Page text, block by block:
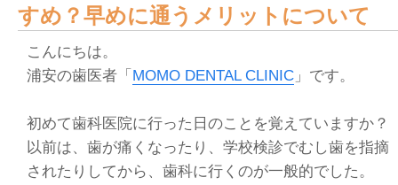
すめ？早めに通うメリットについて
こんにちは。
浦安の歯医者「 MOMO DENTAL CLINIC 」です。
初めて歯科医院に行った日のことを覚えていますか？
以前は、歯が痛くなったり、学校検診でむし歯を指摘
されたりしてから、歯科に行くのが一般的でした。